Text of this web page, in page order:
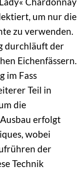
um nur die
zu verwenden.
durchläuft der
Eichenfässern.
im Fass
Teil in
die
erfolgt
wobei
der
Technik